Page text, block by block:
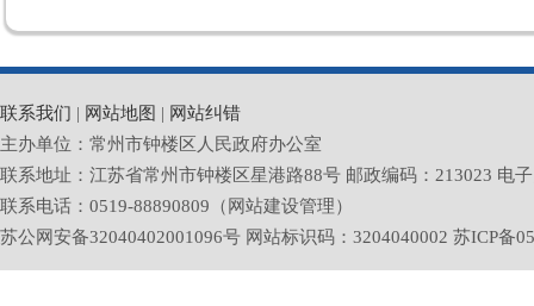
联系我们 | 网站地图 | 网站纠错
主办单位：常州市钟楼区人民政府办公室
联系地址：江苏省常州市钟楼区星港路88号 邮政编码：213023 电
联系电话：0519-88890809（网站建设管理）
苏公网安备32040402001096号 网站标识码：3204040002 苏ICP备